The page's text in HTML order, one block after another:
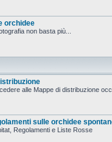
orchidee
non basta più...
alle Mappe di distribuzione
sulle orchidee
Regolamenti e Liste Rosse